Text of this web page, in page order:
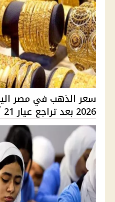
2026 بعد تراجع عيار 21 أمس